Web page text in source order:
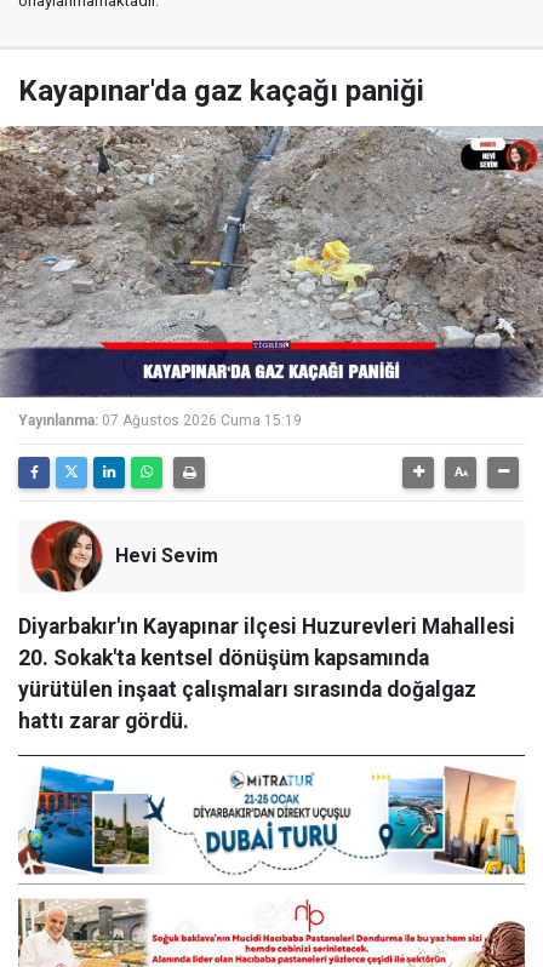
Kayapınar'da gaz kaçağı paniği
Yayınlanma: 07 Ağustos 2026 Cuma 15:19
Hevi Sevim
Diyarbakır'ın Kayapınar ilçesi Huzurevleri Mahallesi
20. Sokak'ta kentsel dönüşüm kapsamında
yürütülen inşaat çalışmaları sırasında doğalgaz
hattı zarar gördü.